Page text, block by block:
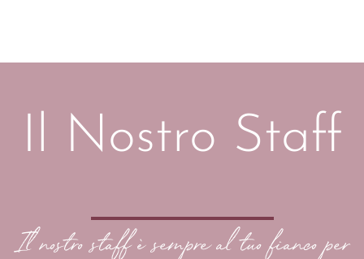
Il Nostro Staff
Il nostro staff è sempre al tuo fianco per